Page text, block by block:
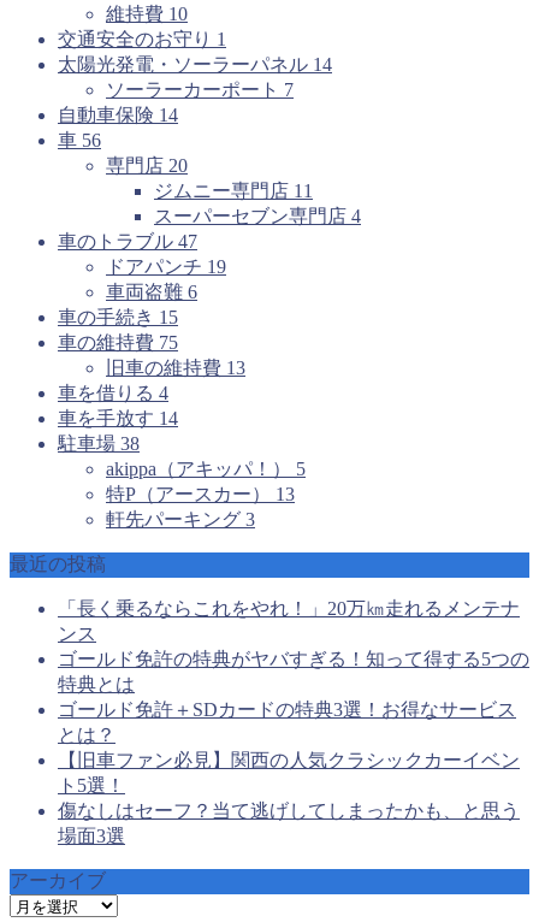
維持費 10
交通安全のお守り 1
太陽光発電・ソーラーパネル 14
ソーラーカーポート 7
自動車保険 14
車 56
専門店 20
ジムニー専門店 11
スーパーセブン専門店 4
車のトラブル 47
ドアパンチ 19
車両盗難 6
車の手続き 15
車の維持費 75
旧車の維持費 13
車を借りる 4
車を手放す 14
駐車場 38
akippa（アキッパ！） 5
特P（アースカー） 13
軒先パーキング 3
最近の投稿
「長く乗るならこれをやれ！」20万㎞走れるメンテナ
ンス
ゴールド免許の特典がヤバすぎる！知って得する5つの
特典とは
ゴールド免許＋SDカードの特典3選！お得なサービス
とは？
【旧車ファン必見】関西の人気クラシックカーイベン
ト5選！
傷なしはセーフ？当て逃げしてしまったかも、と思う
場面3選
アーカイブ
ア